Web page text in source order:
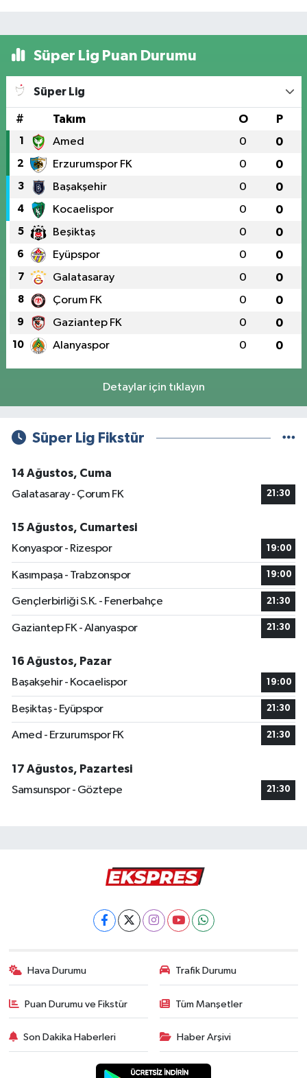
Süper Lig Puan Durumu
Süper Lig
# Takım O P
1 Amed 0 0
2 Erzurumspor FK 0 0
3 Başakşehir 0 0
4 Kocaelispor 0 0
5 Beşiktaş 0 0
6 Eyüpspor 0 0
7 Galatasaray 0 0
8 Çorum FK 0 0
9 Gaziantep FK 0 0
10 Alanyaspor 0 0
Detaylar için tıklayın
Süper Lig Fikstür
14 Ağustos, Cuma
Galatasaray - Çorum FK
21:30
15 Ağustos, Cumartesi
Konyaspor - Rizespor
19:00
Kasımpaşa - Trabzonspor 19:00
Gençlerbirliği S.K. - Fenerbahçe 21:30
Gaziantep FK - Alanyaspor 21:30
16 Ağustos, Pazar
Başakşehir - Kocaelispor
19:00
Beşiktaş - Eyüpspor 21:30
Amed - Erzurumspor FK 21:30
17 Ağustos, Pazartesi
Samsunspor - Göztepe
21:30
Hava Durumu Trafik Durumu
Puan Durumu ve Fikstür Tüm Manşetler
Son Dakika Haberleri Haber Arşivi